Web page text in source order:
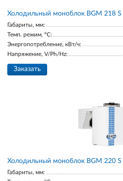
Холодильный моноблок BGM 218 S
Габариты, мм:
Темп. режим, °С:
Энергопотребление, кВт/ч:
Напряжение, V/Ph/Hz:
Заказать
Холодильный моноблок BGM 220 S
Габариты, мм: